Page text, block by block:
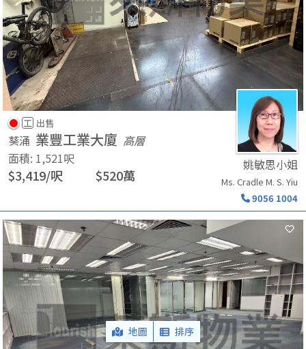
工 出售
葵涌 業豐工業大廈 高層
面積: 1,521呎
$3,419/呎 $520萬
姚敏思小姐
Ms. Cradle M. S. Yiu
9056 1004
地圖 排序